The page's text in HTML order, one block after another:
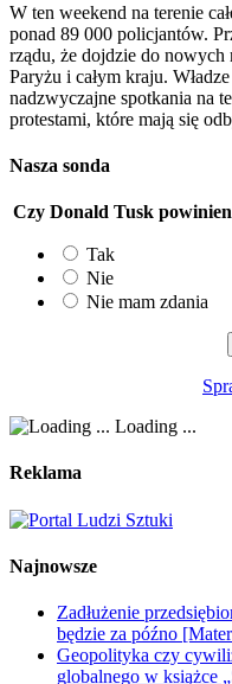
W ten weekend na terenie
ponad 89 000 policjantów.
rządu, że dojdzie do
Paryżu i całym kraju.
nadzwyczajne spotkania na
protestami, które mają się
Nasza sonda
Czy Donald Tusk
Tak
Nie
Nie mam zdania
Loading ...
Reklama
Najnowsze
Zadłużenie
będzie za późno
Geopolityka czy
globalnego w książce